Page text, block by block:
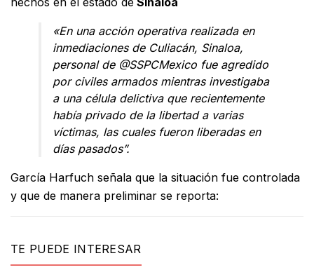
«En una acción operativa realizada en
inmediaciones de Culiacán, Sinaloa,
personal de @SSPCMexico fue agredido
por civiles armados mientras investigaba
a una célula delictiva que recientemente
había privado de la libertad a varias
víctimas, las cuales fueron liberadas en
días pasados”.
García Harfuch señala que la situación fue controlada
y que de manera preliminar se reporta:
TE PUEDE INTERESAR